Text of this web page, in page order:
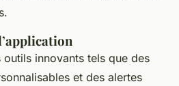
outils innovants tels que des
et des alertes